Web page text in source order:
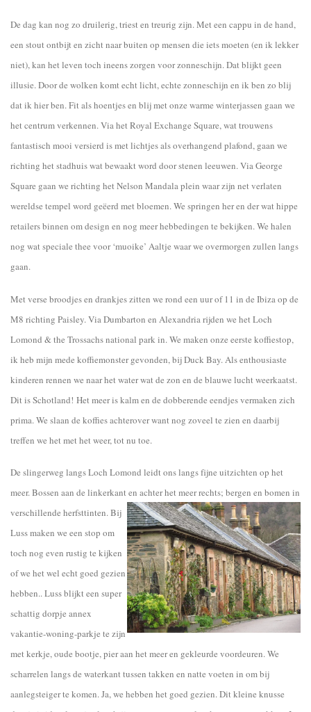
De dag kan nog zo druilerig, triest en treurig zijn. Met een cappu in de hand,
een stout ontbijt en zicht naar buiten op mensen die iets moeten (en ik lekker
niet), kan het leven toch ineens zorgen voor zonneschijn. Dat blijkt geen
illusie. Door de wolken komt echt licht, echte zonneschijn en ik ben zo blij
dat ik hier ben. Fit als hoentjes en blij met onze warme winterjassen gaan we
het centrum verkennen. Via het Royal Exchange Square, wat trouwens
fantastisch mooi versierd is met lichtjes als overhangend plafond, gaan we
richting het stadhuis wat bewaakt word door stenen leeuwen. Via George
Square gaan we richting het Nelson Mandala plein waar zijn net verlaten
wereldse tempel word geëerd met bloemen. We springen her en der wat hippe
retailers binnen om design en nog meer hebbedingen te bekijken. We halen
nog wat speciale thee voor ‘muoike’ Aaltje waar we overmorgen zullen langs
gaan.
Met verse broodjes en drankjes zitten we rond een uur of 11 in de Ibiza op de
M8 richting Paisley. Via Dumbarton en Alexandria rijden we het Loch
Lomond & the Trossachs national park in. We maken onze eerste koffiestop,
ik heb mijn mede koffiemonster gevonden, bij Duck Bay. Als enthousiaste
kinderen rennen we naar het water wat de zon en de blauwe lucht weerkaatst.
Dit is Schotland! Het meer is kalm en de dobberende eendjes vermaken zich
prima. We slaan de koffies achterover want nog zoveel te zien en daarbij
treffen we het met het weer, tot nu toe.
De slingerweg langs Loch Lomond leidt ons langs fijne uitzichten op het
meer. Bossen aan de linkerkant en achter het meer rechts; bergen en bomen in
verschillende herfsttinten. Bij
Luss maken we een stop om
toch nog even rustig te kijken
of we het wel echt goed gezien
hebben.. Luss blijkt een super
schattig dorpje annex
vakantie-woning-parkje te zijn
met kerkje, oude bootje, pier aan het meer en gekleurde voordeuren. We
scharrelen langs de waterkant tussen takken en natte voeten in om bij
aanlegsteiger te komen. Ja, we hebben het goed gezien. Dit kleine knusse